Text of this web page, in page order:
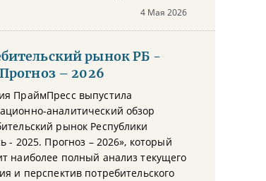
4 Мая 2026
рынок РБ -
– 2026
ПраймПресс выпустила
аналитический обзор
рынок Республики
- 2025. Прогноз – 2026», который
наиболее полный анализ текущего
и перспектив потребительского